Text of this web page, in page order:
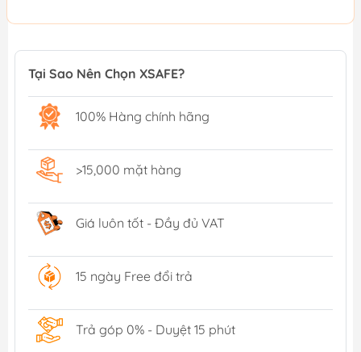
Tại Sao Nên Chọn XSAFE?
100% Hàng chính hãng
>15,000 mặt hàng
Giá luôn tốt - Đầy đủ VAT
15 ngày Free đổi trả
Trả góp 0% - Duyệt 15 phút